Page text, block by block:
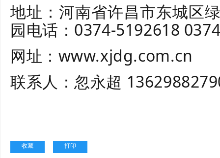
地址：河南省许昌市东城区
园电话：0374-5192618
网址：www.xjdg.com.cn
联系人：忽永超
收藏 打印